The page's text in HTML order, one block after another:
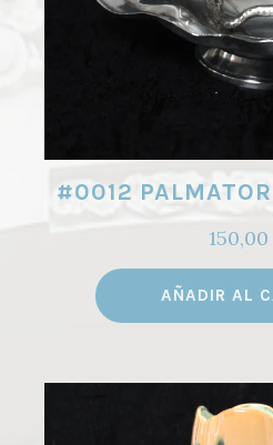
#0012
150,00
AÑADIR AL